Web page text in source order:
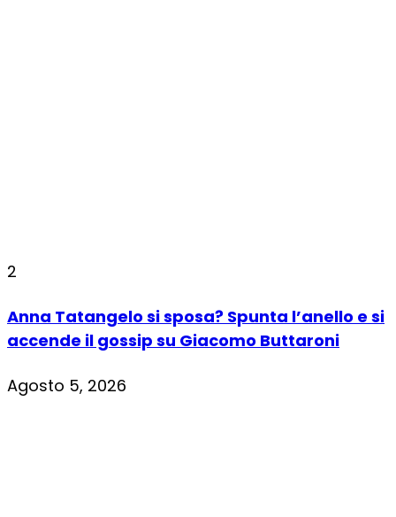
2
Anna Tatangelo si sposa? Spunta l’anello e si
accende il gossip su Giacomo Buttaroni
Agosto 5, 2026